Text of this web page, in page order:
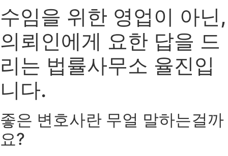
수임을 위한 영업이 아닌,
의뢰인에게 요한 답을 드
리는 법률사무소 율진입
니다.
좋은 변호사란 무얼 말하는걸까
요?